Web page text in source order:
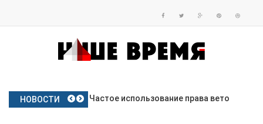
НОВОСТИ План Польши по предоставлению бе
Частое использование права вето
Польские яблоки готовятся к дебю
Посол Украины в Польше готовится
Польша опережает Германию по тем